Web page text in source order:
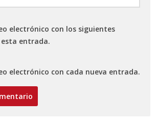
electrónico con los siguientes
entrada.
electrónico con cada nueva entrada.